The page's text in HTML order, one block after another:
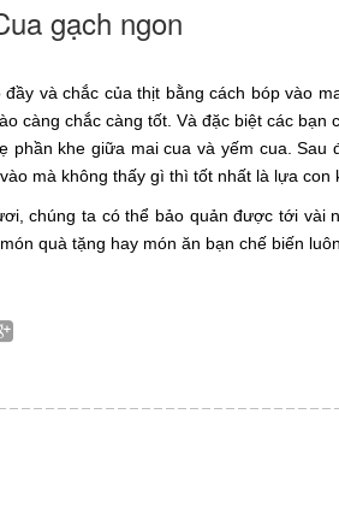
gạch ngon
đầy và chắc của thịt bằng cách bóp vào
càng chắc càng tốt. Và đặc biệt các
phần khe giữa mai cua và yếm cua.
mà không thấy gì thì tốt nhất là lựa con
chúng ta có thể bảo quản được tới vài
quà tặng hay món ăn bạn chế biến